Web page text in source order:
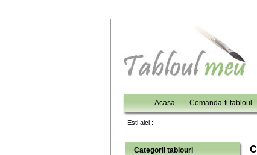
Acasa Comanda-ti tabloul
Esti aici :
Categorii tablouri C